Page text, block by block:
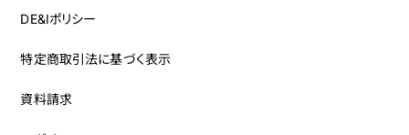
DE&Iポリシー
特定商取引法に基づく表示
資料請求